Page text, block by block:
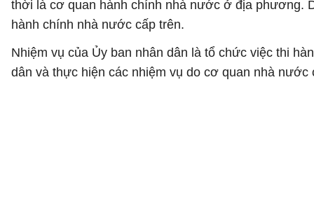
thời là cơ quan hành chính nhà nước ở địa phương.
hành chính nhà nước cấp trên.
Nhiệm vụ của Ủy ban nhân dân là tổ chức việc thi
dân và thực hiện các nhiệm vụ do cơ quan nhà nước